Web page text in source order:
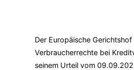
Der Europäische
Verbraucherrechte bei
seinem Urteil vom